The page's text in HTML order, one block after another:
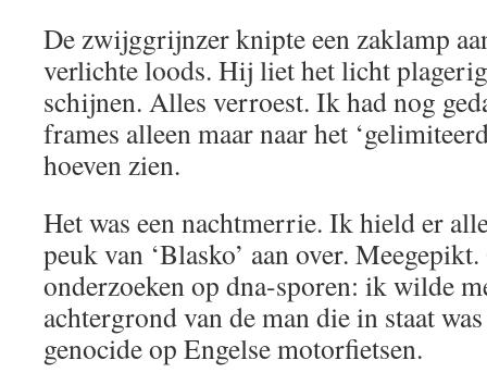
De zwijggrijnzer knipte een zaklamp
verlichte loods. Hij liet het licht
schijnen. Alles verroest. Ik had nog
frames alleen maar naar het
hoeven zien.
Het was een nachtmerrie. Ik hield er
peuk van ‘Blasko’ aan over.
onderzoeken op dna-sporen: ik wilde
achtergrond van de man die in staat
genocide op Engelse motorfietsen.